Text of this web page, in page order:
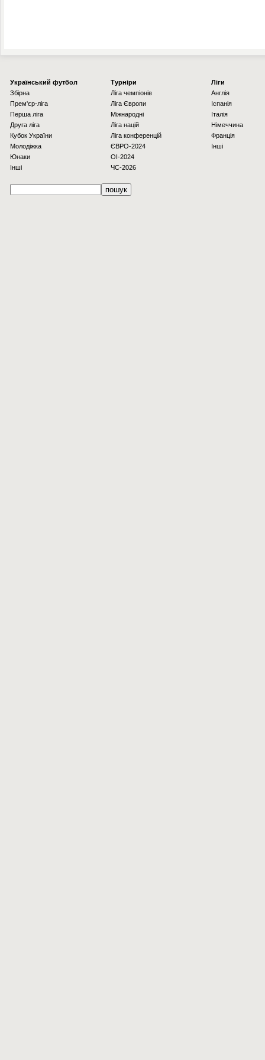
Українcький футбол
Збірна
Прем'єр-ліга
Перша ліга
Друга ліга
Кубок України
Молодіжка
Юнаки
Інші
Турніри
Ліга чемпіонів
Ліга Європи
Міжнародні
Ліга націй
Ліга конференцій
ЄВРО-2024
OI-2024
ЧС-2026
Ліги
Англія
Іспанія
Італія
Німеччина
Франція
Інші